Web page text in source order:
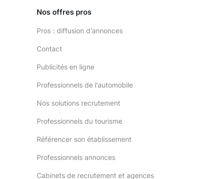
Nos offres pros
Pros : diffusion d'annonces
Contact
Publicités en ligne
Professionnels de l'automobile
Nos solutions recrutement
Professionnels du tourisme
Référencer son établissement
Professionnels annonces
Cabinets de recrutement et agences